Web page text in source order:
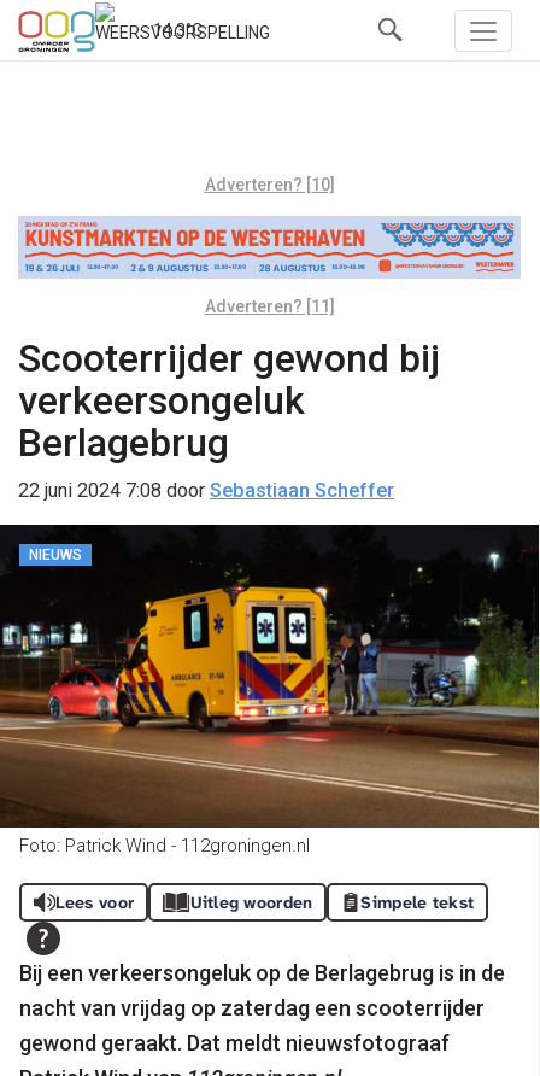
14.3°C
Adverteren? [10]
Adverteren? [11]
Scooterrijder gewond bij
verkeersongeluk
Berlagebrug
22 juni 2024 7:08 door Sebastiaan Scheffer
NIEUWS
Foto: Patrick Wind - 112groningen.nl
Lees voor Uitleg woorden Simpele tekst
Bij een verkeersongeluk op de Berlagebrug is in de
nacht van vrijdag op zaterdag een scooterrijder
gewond geraakt. Dat meldt nieuwsfotograaf